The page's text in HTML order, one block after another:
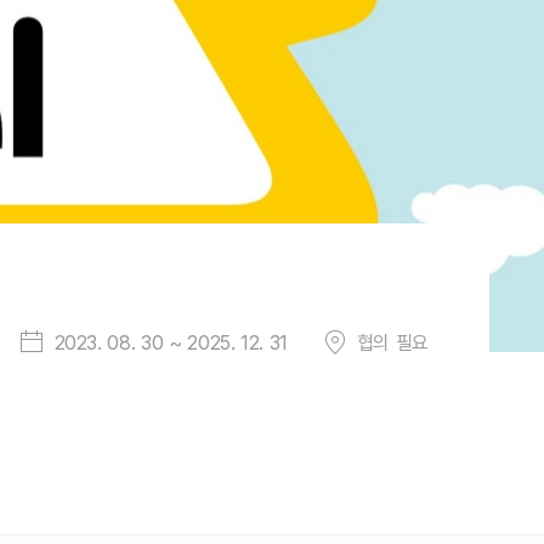
2023. 08. 30 ~ 2025. 12. 31 협의 필요